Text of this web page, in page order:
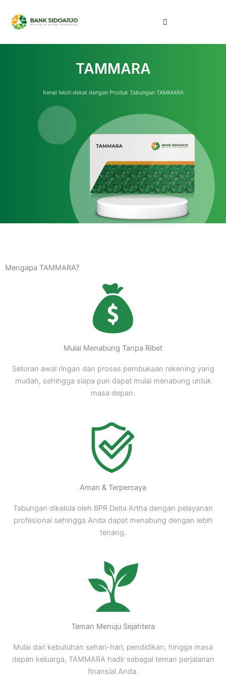
TAMMARA
Kenal lebih dekat dengan Produk Tabungan TAMMARA
Mengapa TAMMARA?
Mulai Menabung Tanpa Ribet
Setoran awal ringan dan proses pembukaan rekening yang
mudah, sehingga siapa pun dapat mulai menabung untuk
masa depan.
Aman & Terpercaya
Tabungan dikelola oleh BPR Delta Artha dengan pelayanan
profesional sehingga Anda dapat menabung dengan lebih
tenang.
Teman Menuju Sejahtera
Mulai dari kebutuhan sehari-hari, pendidikan, hingga masa
depan keluarga, TAMMARA hadir sebagai teman perjalanan
finansial Anda.